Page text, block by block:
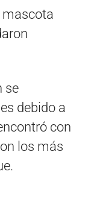
mascota
se
debido a
con
los más